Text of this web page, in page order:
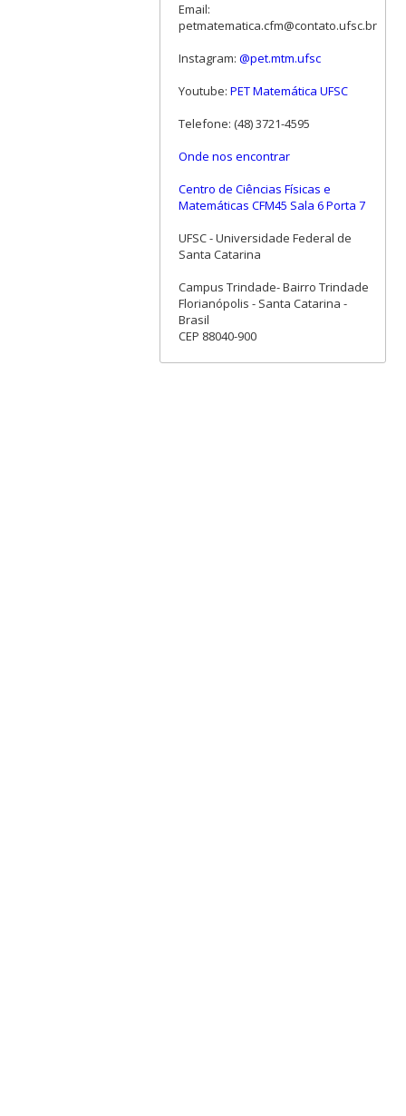
Email:
petmatematica.cfm@contato.ufsc.br
Instagram: @pet.mtm.ufsc
Youtube: PET Matemática UFSC
Telefone: (48) 3721-4595
Onde nos encontrar
Centro de Ciências Físicas e
Matemáticas CFM45 Sala 6 Porta 7
UFSC - Universidade Federal de
Santa Catarina
Campus Trindade- Bairro Trindade
Florianópolis - Santa Catarina -
Brasil
CEP 88040-900